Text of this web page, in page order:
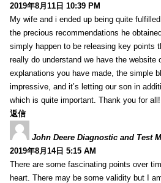
2019年8月11日 10:39 PM
My wife and i ended up being quite
the precious recommendations he
simply happen to be releasing key points
really do understand we have the
explanations you have made, the simple
impressive, and it’s letting our son in
which is quite important. Thank you for all!
返信
John Deere Diagnostic and Test
2019年8月14日 5:15 AM
There are some fascinating points over
heart. There may be some validity but I